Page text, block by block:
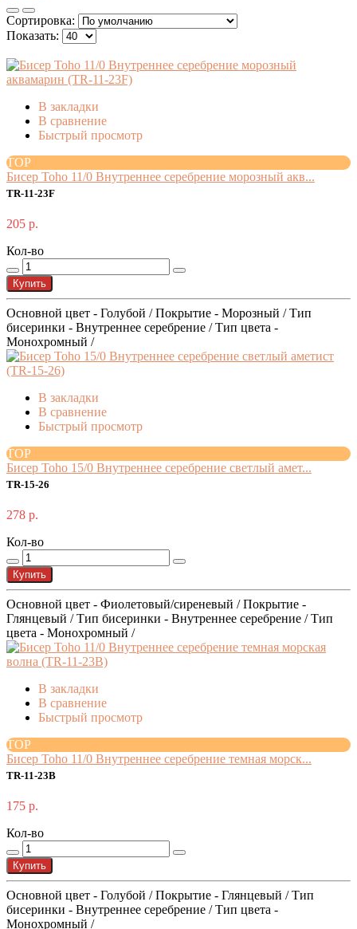
Сортировка:
Показать:
В закладки
В сравнение
Быстрый просмотр
TOP
Бисер Toho 11/0 Внутреннее серебрение морозный акв...
TR-11-23F
205 р.
Кол-во
Купить
Основной цвет - Голубой / Покрытие - Морозный / Тип
бисеринки - Внутреннее серебрение / Тип цвета -
Монохромный /
В закладки
В сравнение
Быстрый просмотр
TOP
Бисер Toho 15/0 Внутреннее серебрение светлый амет...
TR-15-26
278 р.
Кол-во
Купить
Основной цвет - Фиолетовый/сиреневый / Покрытие -
Глянцевый / Тип бисеринки - Внутреннее серебрение / Тип
цвета - Монохромный /
В закладки
В сравнение
Быстрый просмотр
TOP
Бисер Toho 11/0 Внутреннее серебрение темная морск...
TR-11-23B
175 р.
Кол-во
Купить
Основной цвет - Голубой / Покрытие - Глянцевый / Тип
бисеринки - Внутреннее серебрение / Тип цвета -
Монохромный /